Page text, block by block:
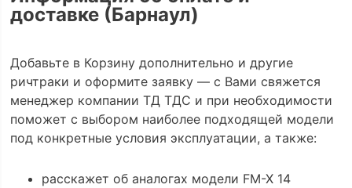
доставке (Барнаул)
Добавьте в Корзину дополнительно и другие
ричтраки и оформите заявку — с Вами свяжется
менеджер компании ТД ТДС и при необходимости
поможет с выбором наиболее подходящей модели
под конкретные условия эксплуатации, а также:
расскажет об аналогах модели FM-X 14